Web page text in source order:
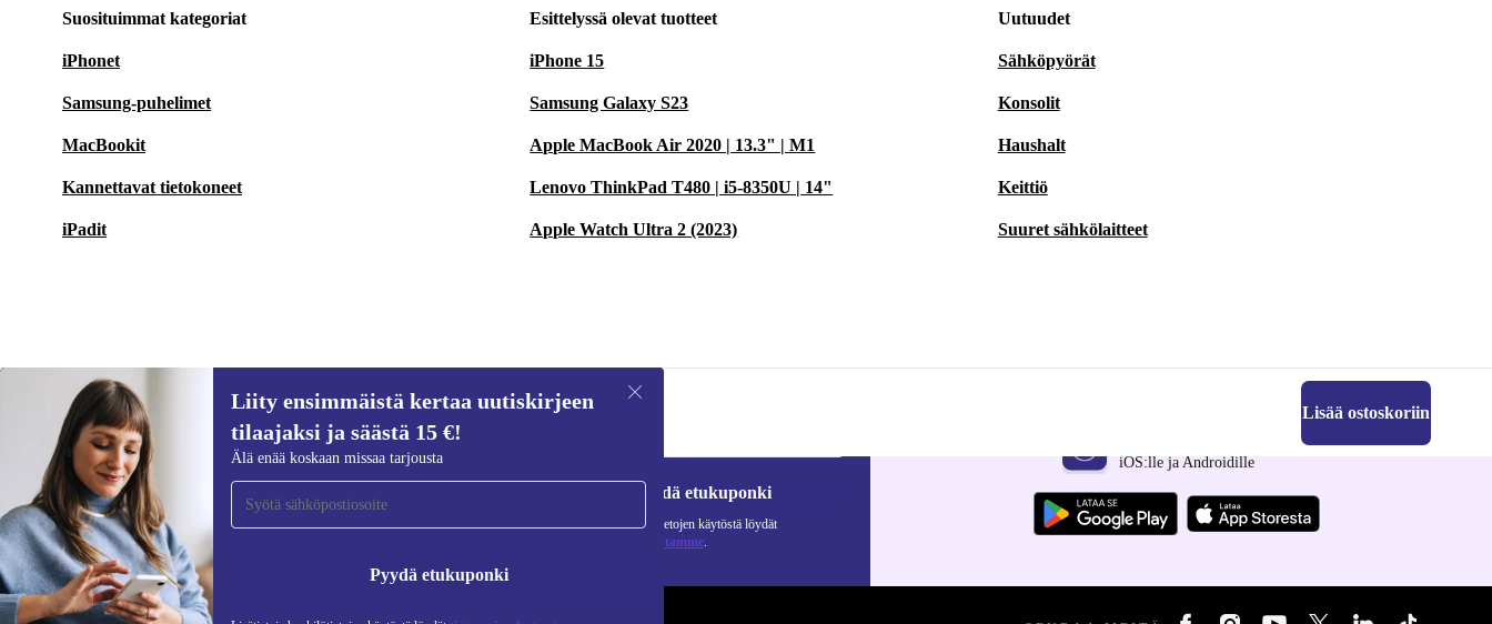
Suosituimmat kategoriat
iPhonet
Samsung-puhelimet
MacBookit
Kannettavat tietokoneet
iPadit
Esittelyssä olevat tuotteet
iPhone 15
Samsung Galaxy S23
Apple MacBook Air 2020 | 13.3" | M1
Lenovo ThinkPad T480 | i5-8350U | 14"
Apple Watch Ultra 2 (2023)
Uutuudet
Sähköpyörät
Konsolit
Haushalt
Keittiö
Suuret sähkölaitteet
79,80 €269 € Lisää ostoskoriin
Liity ensimmäistä kertaa uutiskirjeen
tilaajaksi ja säästä 15 €!
Älä enää koskaan missaa tarjousta
Pyydä etukuponki
Liity ensimmäistä kertaa uutiskirjeen
tilaajaksi ja säästä 15 €!
Älä missaa enää yhtäkään tarjousta.
Pyydä etukuponki
Lisätietoja henkilötietojen käytöstä löydät
tietosuojaselosteestamme.
iOS:lle ja Androidille